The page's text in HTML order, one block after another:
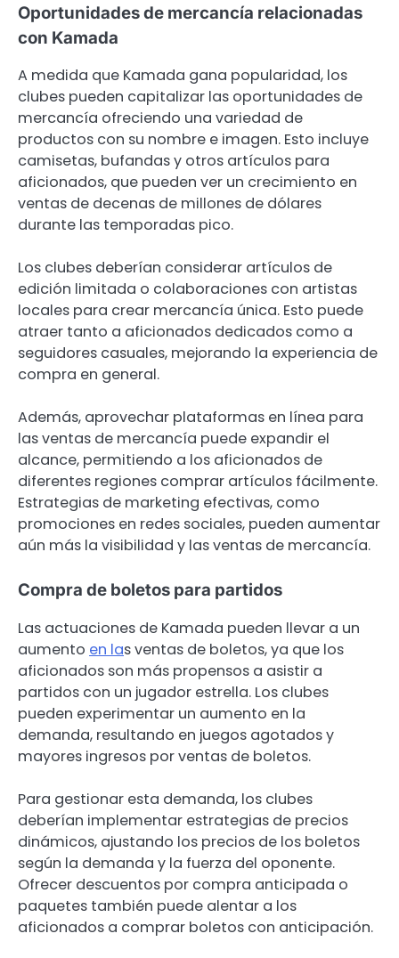
Oportunidades de mercancía relacionadas
con Kamada
A medida que Kamada gana popularidad, los
clubes pueden capitalizar las oportunidades de
mercancía ofreciendo una variedad de
productos con su nombre e imagen. Esto incluye
camisetas, bufandas y otros artículos para
aficionados, que pueden ver un crecimiento en
ventas de decenas de millones de dólares
durante las temporadas pico.
Los clubes deberían considerar artículos de
edición limitada o colaboraciones con artistas
locales para crear mercancía única. Esto puede
atraer tanto a aficionados dedicados como a
seguidores casuales, mejorando la experiencia de
compra en general.
Además, aprovechar plataformas en línea para
las ventas de mercancía puede expandir el
alcance, permitiendo a los aficionados de
diferentes regiones comprar artículos fácilmente.
Estrategias de marketing efectivas, como
promociones en redes sociales, pueden aumentar
aún más la visibilidad y las ventas de mercancía.
Compra de boletos para partidos
Las actuaciones de Kamada pueden llevar a un
aumento en las ventas de boletos, ya que los
aficionados son más propensos a asistir a
partidos con un jugador estrella. Los clubes
pueden experimentar un aumento en la
demanda, resultando en juegos agotados y
mayores ingresos por ventas de boletos.
Para gestionar esta demanda, los clubes
deberían implementar estrategias de precios
dinámicos, ajustando los precios de los boletos
según la demanda y la fuerza del oponente.
Ofrecer descuentos por compra anticipada o
paquetes también puede alentar a los
aficionados a comprar boletos con anticipación.